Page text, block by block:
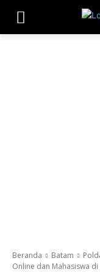
Beranda Batam
Online dan Mahasiswa di